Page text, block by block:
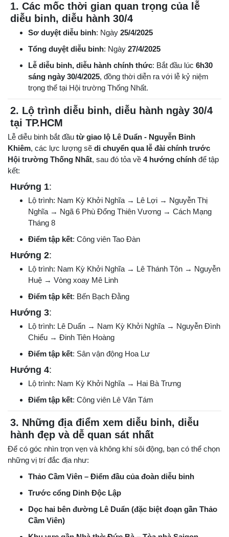
1. Các mốc thời gian quan trọng của lễ
diễu binh, diễu hành 30/4
Sơ duyệt diễu binh: Ngày 25/4/2025
Tổng duyệt diễu binh: Ngày 27/4/2025
Lễ diễu binh, diễu hành chính thức: Bắt đầu lúc 6h30
sáng ngày 30/4/2025, đồng thời diễn ra với lễ kỷ niệm
trọng thể tại Hội trường Thống Nhất.
2. Lộ trình diễu binh, diễu hành ngày 30/4
tại TP.HCM
Lễ diễu binh bắt đầu từ giao lộ Lê Duẩn - Nguyễn Bỉnh
Khiêm, các lực lượng sẽ di chuyển qua lễ đài chính trước
Hội trường Thống Nhất, sau đó tỏa về 4 hướng chính để tập
kết:
Hướng 1:
Lộ trình: Nam Kỳ Khởi Nghĩa → Lê Lợi → Nguyễn Thị
Nghĩa → Ngã 6 Phù Đổng Thiên Vương → Cách Mạng
Tháng 8
Điểm tập kết: Công viên Tao Đàn
Hướng 2:
Lộ trình: Nam Kỳ Khởi Nghĩa → Lê Thánh Tôn → Nguyễn
Huệ → Vòng xoay Mê Linh
Điểm tập kết: Bến Bạch Đằng
Hướng 3:
Lộ trình: Lê Duẩn → Nam Kỳ Khởi Nghĩa → Nguyễn Đình
Chiểu → Đinh Tiên Hoàng
Điểm tập kết: Sân vận động Hoa Lư
Hướng 4:
Lộ trình: Nam Kỳ Khởi Nghĩa → Hai Bà Trưng
Điểm tập kết: Công viên Lê Văn Tám
3. Những địa điểm xem diễu binh, diễu
hành đẹp và dễ quan sát nhất
Để có góc nhìn trọn vẹn và không khí sôi động, bạn có thể chọn
những vị trí đắc địa như:
Thảo Cầm Viên – Điểm đầu của đoàn diễu binh
Trước cổng Dinh Độc Lập
Dọc hai bên đường Lê Duẩn (đặc biệt đoạn gần Thảo
Cầm Viên)